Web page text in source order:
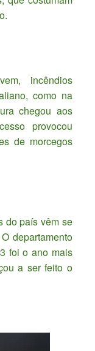
incêndios
como na
chegou aos
provocou
de morcegos
do país vêm se
departamento
foi o ano mais
a ser feito o